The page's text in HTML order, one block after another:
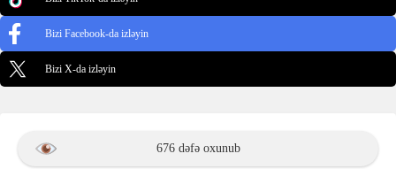
Bizi Facebook-da izləyin
Bizi X-da izləyin
676 dəfə oxunub